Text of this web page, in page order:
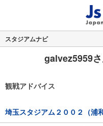
スタジアムナビ
galvez5959
観戦アドバイス
埼玉スタジアム２００２（浦